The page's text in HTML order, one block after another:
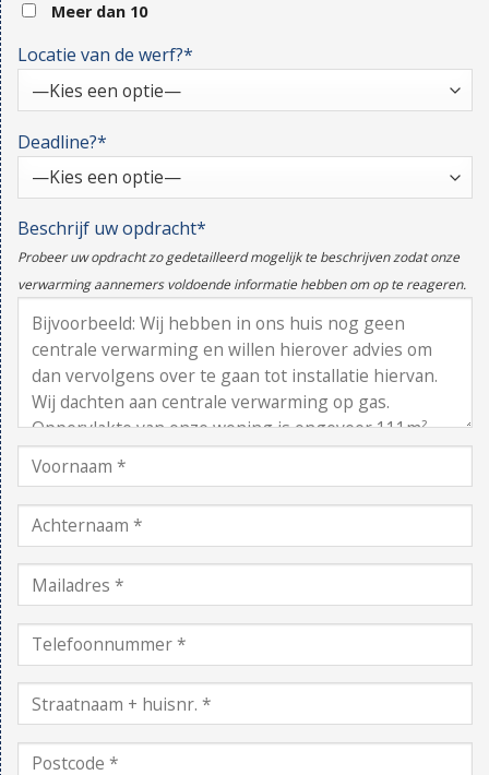
Meer dan 10
Locatie van de werf?*
Deadline?*
Beschrijf uw opdracht*
Probeer uw opdracht zo gedetailleerd mogelijk te beschrijven zodat onze
verwarming aannemers voldoende informatie hebben om op te reageren.